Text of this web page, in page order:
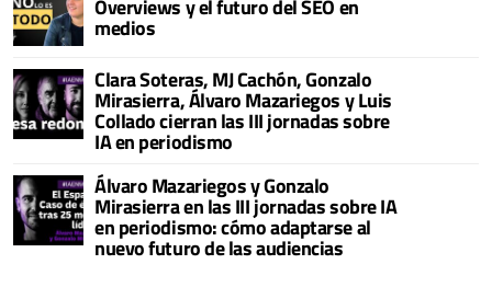
Overviews y el futuro del SEO en
medios
Clara Soteras, MJ Cachón, Gonzalo
Mirasierra, Álvaro Mazariegos y Luis
Collado cierran las III jornadas sobre
IA en periodismo
Álvaro Mazariegos y Gonzalo
Mirasierra en las III jornadas sobre IA
en periodismo: cómo adaptarse al
nuevo futuro de las audiencias